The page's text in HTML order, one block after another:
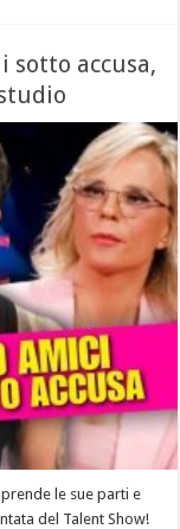
sotto accusa,
le sue parti e
del Talent Show!